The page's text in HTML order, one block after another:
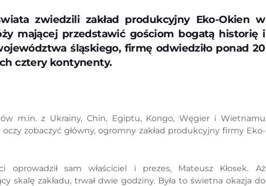
zwiedzili zakład produkcyjny Eko-Okien w
mającej przedstawić gościom bogatą historię i
śląskiego, firmę odwiedziło ponad 20
cztery kontynenty.
m.in. z Ukrainy, Chin, Egiptu, Kongo, Węgier i Wietnamu
oczy zobaczyć główny, ogromny zakład produkcyjny firmy Eko-
sam właściciel i prezes, Mateusz Kłosek. Aż
skalę zakładu, trwał dwie godziny. Była to świetna okazja do